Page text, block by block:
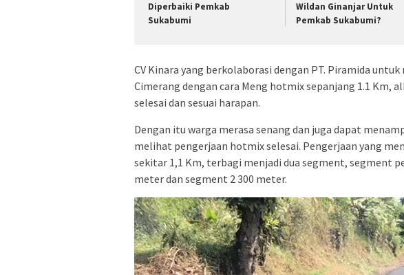
Diperbaiki Pemkab
Sukabumi
Wildan Ginanjar Untuk
Pemkab Sukabumi?
CV Kinara yang berkolaborasi dengan PT. Piramida
Cimerang dengan cara Meng hotmix sepanjang 1.1 Km,
selesai dan sesuai harapan.
Dengan itu warga merasa senang dan juga dapat
melihat pengerjaan hotmix selesai. Pengerjaan yang
sekitar 1,1 Km, terbagi menjadi dua segment, segment
meter dan segment 2 300 meter.